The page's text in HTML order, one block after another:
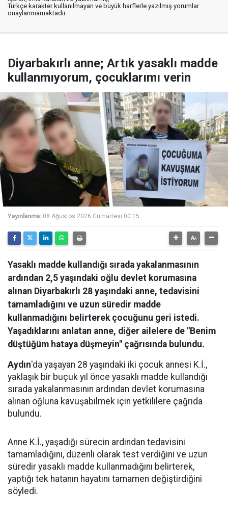
Türkçe karakter kullanılmayan ve büyük harflerle yazılmış yorumlar
onaylanmamaktadır.
Diyarbakırlı anne; Artık yasaklı madde
kullanmıyorum, çocuklarımı verin
Yayınlanma: 08 Ağustos 2026 Cumartesi 00:15
Yasaklı madde kullandığı sırada yakalanmasının
ardından 2,5 yaşındaki oğlu devlet korumasına
alınan Diyarbakırlı 28 yaşındaki anne, tedavisini
tamamladığını ve uzun süredir madde
kullanmadığını belirterek çocuğunu geri istedi.
Yaşadıklarını anlatan anne, diğer ailelere de "Benim
düştüğüm hataya düşmeyin" çağrısında bulundu.
Aydın'da yaşayan 28 yaşındaki iki çocuk annesi K.İ.,
yaklaşık bir buçuk yıl önce yasaklı madde kullandığı
sırada yakalanmasının ardından devlet korumasına
alınan oğluna kavuşabilmek için yetkililere çağrıda
bulundu.
Anne K.İ., yaşadığı sürecin ardından tedavisini
tamamladığını, düzenli olarak test verdiğini ve uzun
süredir yasaklı madde kullanmadığını belirterek,
yaptığı tek hatanın hayatını tamamen değiştirdiğini
söyledi.